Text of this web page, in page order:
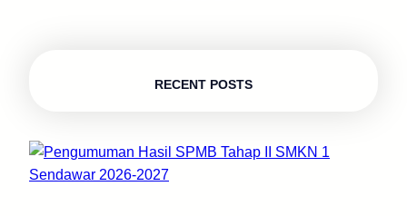
RECENT POSTS